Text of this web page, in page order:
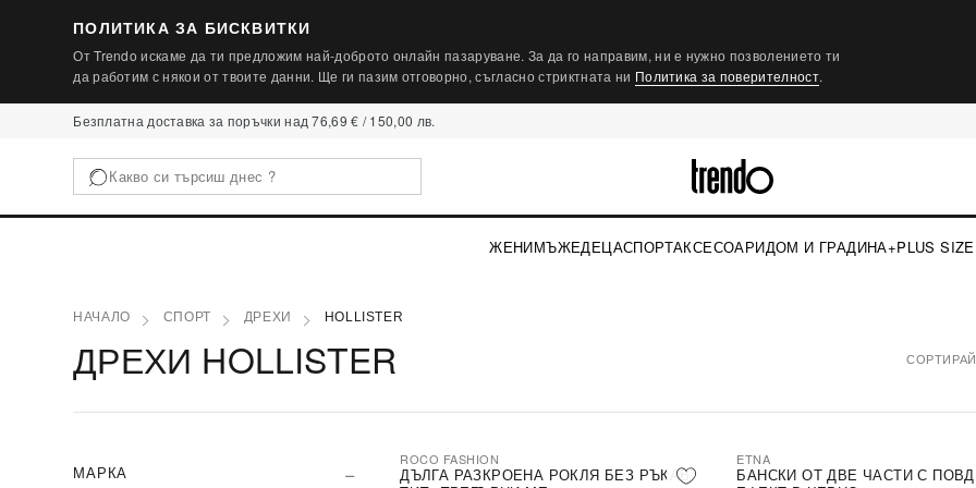
ПОЛИТИКА ЗА БИСКВИТКИ
От Trendo искаме да ти предложим най-доброто онлайн пазаруване. За да го направим, ни е нужно позволението ти
да работим с някои от твоите данни. Ще ги пазим отговорно, съгласно стриктната ни Политика за поверителност.
Безплатна доставка за поръчки над 76,69 € / 150,00 лв.
ЖЕНИМЪЖЕДЕЦАСПОРТАКСЕСОАРИДОМ И ГРАДИНА+PLUS SIZE
НАЧАЛО СПОРТ ДРЕХИ HOLLISTER
ДРЕХИ HOLLISTER
МАРКА -30%
ROCO FASHION
ДЪЛГА РАЗКРОЕНА РОКЛЯ БЕЗ РЪКАВ
ETNA
БАНСКИ ОТ ДВЕ ЧАСТИ С